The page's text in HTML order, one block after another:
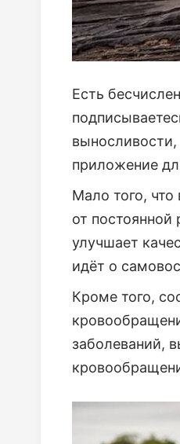
Есть
приложение
Мало того,
от
улучшает
идёт о
Кроме того,
заболеваний,